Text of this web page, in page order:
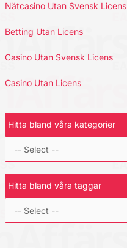
Nätcasino Utan Svensk Licens
Betting Utan Licens
Casino Utan Svensk Licens
Casino Utan Licens
Hitta bland våra kategorier
Hitta bland våra taggar